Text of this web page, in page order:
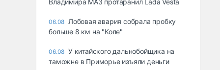
Владимира МАЗ протаранил Lada Vesta
06.08 Лобовая авария собрала пробку
больше 8 км на "Коле"
06.08 У китайского дальнобойщика на
таможне в Приморье изъяли деньги